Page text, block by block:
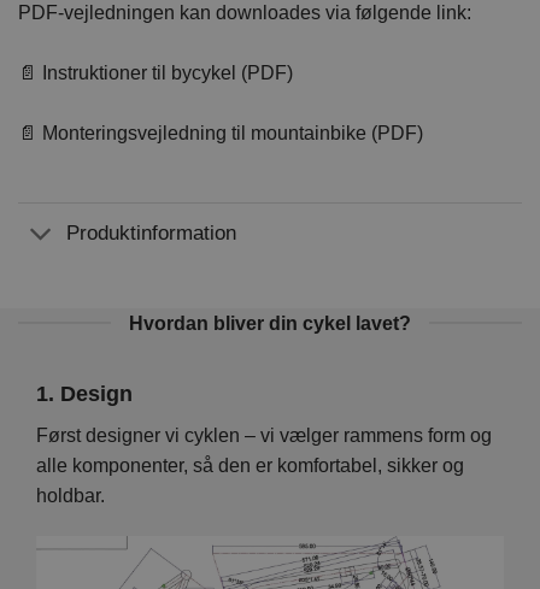
PDF-vejledningen kan downloades via følgende link:
📄 Instruktioner til bycykel (PDF)
📄 Monteringsvejledning til mountainbike (PDF)
Produktinformation
Hvordan bliver din cykel lavet?
1. Design
Først designer vi cyklen – vi vælger rammens form og
alle komponenter, så den er komfortabel, sikker og
holdbar.